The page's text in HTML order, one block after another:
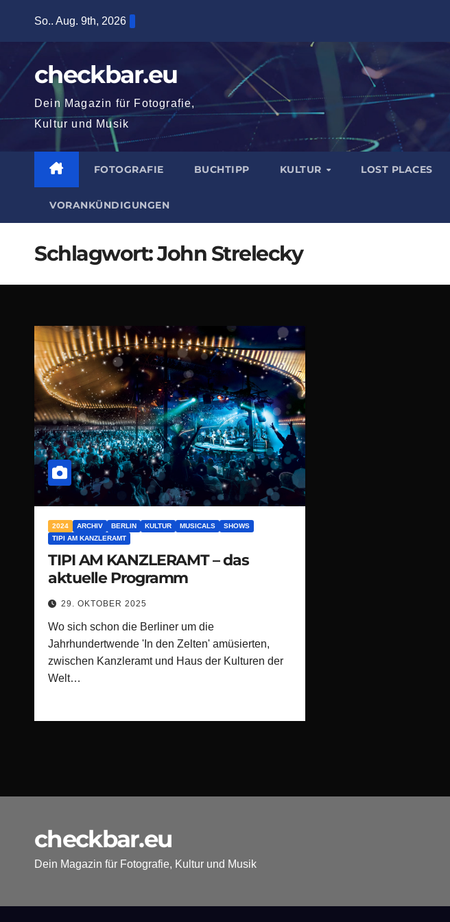
springen
So.. Aug. 9th, 2026
checkbar.eu
Dein Magazin für Fotografie,
Kultur und Musik
FOTOGRAFIE BUCHTIPP KULTUR LOST PLACES
VORANKÜNDIGUNGEN
Schlagwort:John Strelecky
2024 ARCHIV BERLIN KULTUR MUSICALS
SHOWS
TIPI AM KANZLERAMT
TIPI AM KANZLERAMT – das
aktuelle Programm
29. OKTOBER 2025
Wo sich schon die Berliner um die
Jahrhundertwende 'In den Zelten' amüsierten,
zwischen Kanzleramt und Haus der Kulturen der
Welt…
checkbar.eu
Dein Magazin für Fotografie, Kultur und Musik